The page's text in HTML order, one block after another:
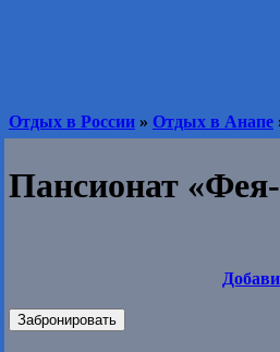
Отдых в России » Отдых в Анапе
Пансионат
Забронировать